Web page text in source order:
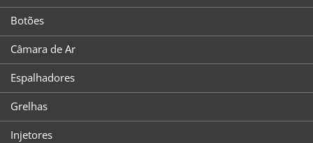
Botões
Câmara de Ar
Espalhadores
Grelhas
Injetores